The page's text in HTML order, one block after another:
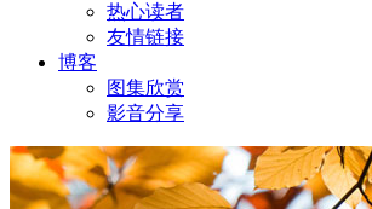
热心读者
友情链接
博客
图集欣赏
影音分享